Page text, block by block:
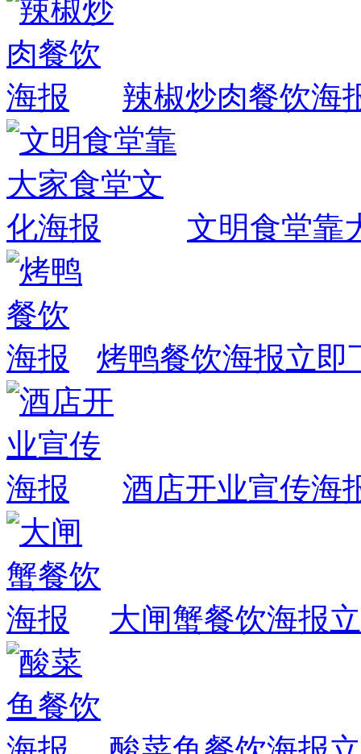
辣椒炒肉餐饮海
文明食堂靠
烤鸭餐饮海报立即
酒店开业宣传海
大闸蟹餐饮海报